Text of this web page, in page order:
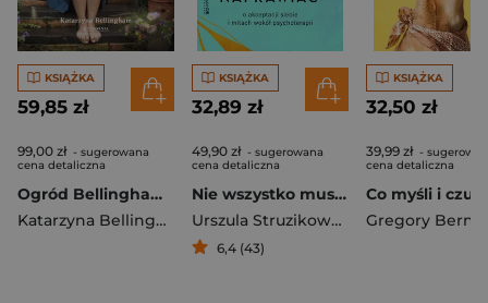
KSIĄŻKA
59,85 zł
99,00 zł - sugerowana
cena detaliczna
Ogród Bellingham. Jak uprawiać ogród w zgodzie z naturą
Katarzyna Bellingham
KSIĄŻKA
32,89 zł
49,90 zł - sugerowana
cena detaliczna
Nie wszystko musisz naprawiać. O akceptacji siebie i mitach wokół psychoterapii
Urszula Struzikowska-Marynicz
6,4 (43)
KSIĄŻKA
32,50 zł
39,99 zł -
cena detaliczna
Gregory Berns